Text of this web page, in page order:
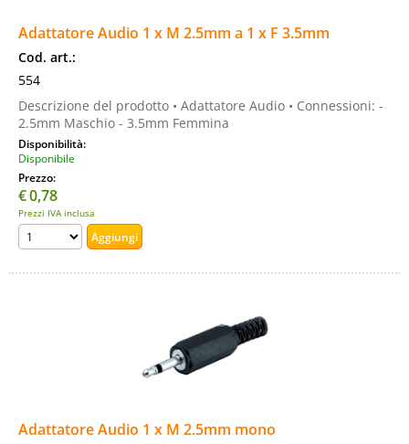
Adattatore Audio 1 x M 2.5mm a 1 x F 3.5mm
Cod. art.:
554
Descrizione del prodotto • Adattatore Audio • Connessioni: -
2.5mm Maschio - 3.5mm Femmina
Disponibilità:
Disponibile
Prezzo:
€0,78
Prezzi IVA inclusa
Adattatore Audio 1 x M 2.5mm mono